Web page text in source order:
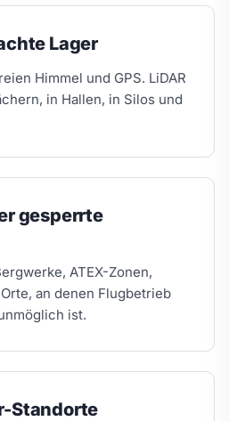
Lager
Himmel und GPS. LiDAR
in Hallen, in Silos und
gesperrte
ATEX-Zonen,
an denen Flugbetrieb
ist.
Standorte